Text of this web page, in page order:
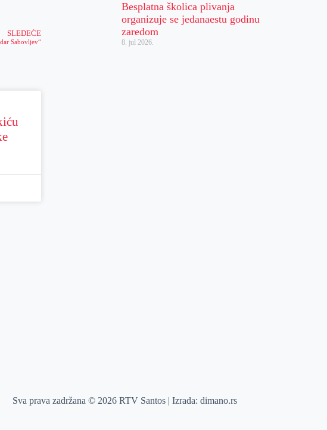
SLEDEĆE
Sabovljev“
Besplatna školica plivanja
organizuje se jedanaestu godinu
zaredom
8. jul 2026.
Sva prava zadržana © 2026 RTV Santos | Izrada:dimano.rs